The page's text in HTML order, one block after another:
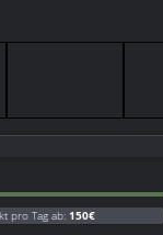
pro Tag ab: 150€